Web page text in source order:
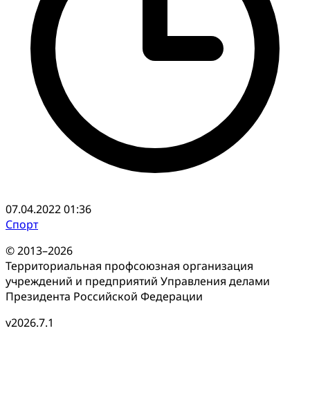
07.04.2022 01:36
Спорт
© 2013–2026
Территориальная профсоюзная организация
учреждений и предприятий Управления делами
Президента Российской Федерации
v2026.7.1